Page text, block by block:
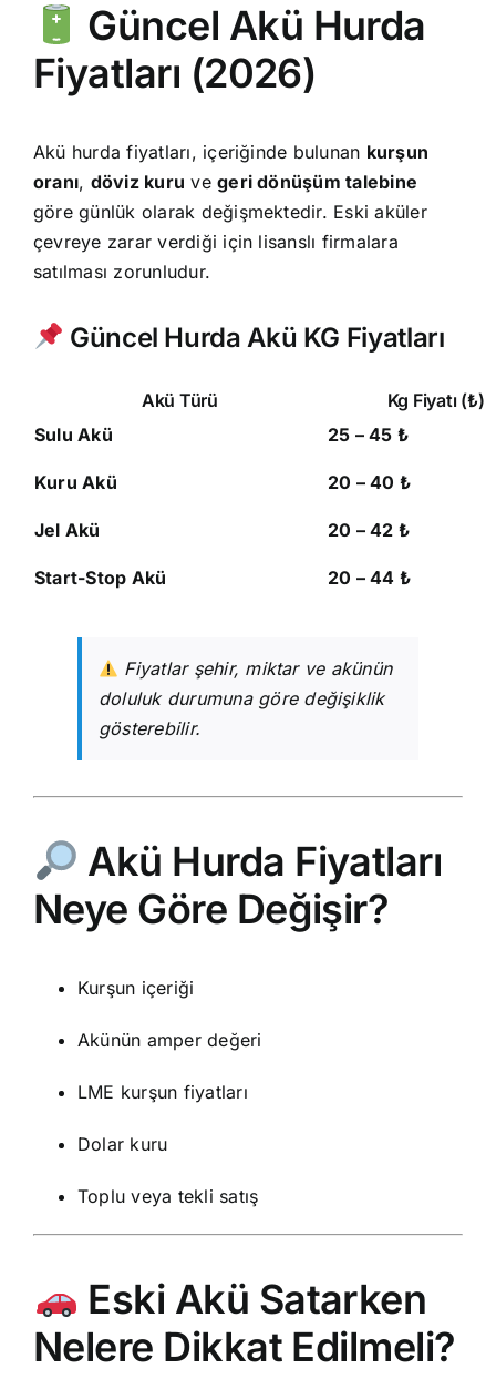
Güncel Akü Hurda
Fiyatları (2026)
Akü hurda fiyatları, içeriğinde bulunan kurşun
oranı, döviz kuru vegeri dönüşüm talebine
göre günlük olarak değişmektedir. Eski aküler
çevreye zarar verdiği için lisanslı firmalara
satılması zorunludur.
Güncel Hurda Akü KG Fiyatları
Akü Türü
Kg Fiyatı (₺)
Sulu Akü
25 – 45 ₺
Kuru Akü 20 – 40 ₺
Jel Akü 20 – 42 ₺
Start-Stop Akü 20 – 44 ₺
Fiyatlar şehir, miktar ve akünün
doluluk durumuna göre değişiklik
gösterebilir.
Akü Hurda Fiyatları
Neye Göre Değişir?
Kurşun içeriği
Akünün amper değeri
LME kurşun fiyatları
Dolar kuru
Toplu veya tekli satış
Eski Akü Satarken
Nelere Dikkat Edilmeli?